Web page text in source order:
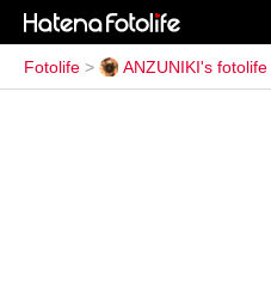
Fotolife > ANZUNIKI's fotolife